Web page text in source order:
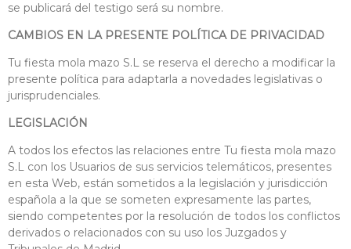
se publicará del testigo será su nombre.
CAMBIOS EN LA PRESENTE POLÍTICA DE PRIVACIDAD
Tu fiesta mola mazo S.L se reserva el derecho a modificar la
presente política para adaptarla a novedades legislativas o
jurisprudenciales.
LEGISLACIÓN
A todos los efectos las relaciones entre Tu fiesta mola mazo
S.L con los Usuarios de sus servicios telemáticos, presentes
en esta Web, están sometidos a la legislación y jurisdicción
española a la que se someten expresamente las partes,
siendo competentes por la resolución de todos los conflictos
derivados o relacionados con su uso los Juzgados y